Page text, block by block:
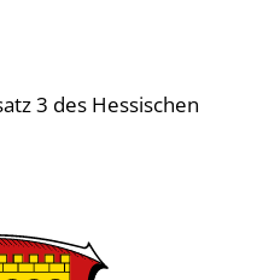
3 des Hessischen